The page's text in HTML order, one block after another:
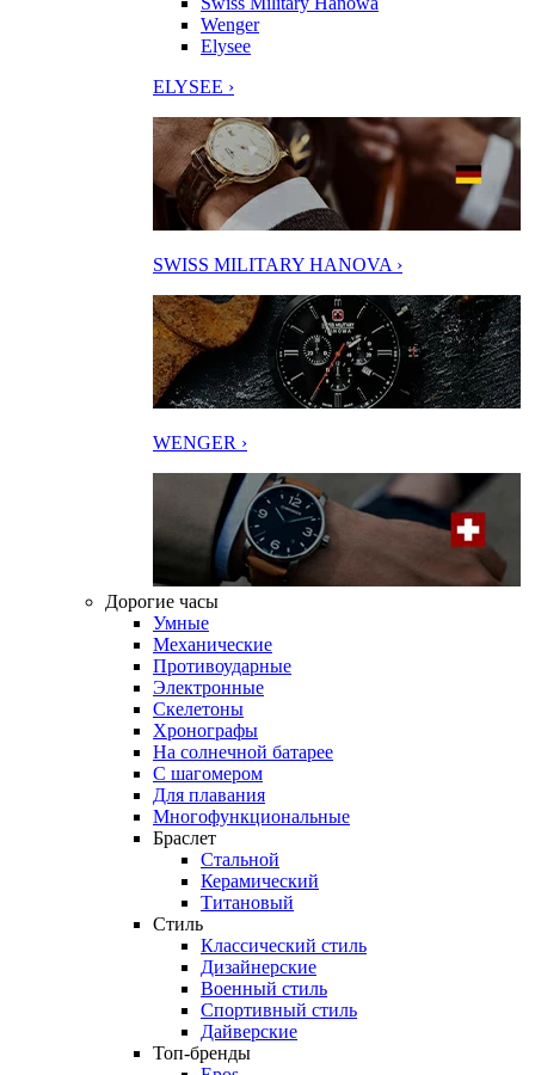
Wenger
Elysee
ELYSEE ›
SWISS MILITARY HANOVA ›
WENGER ›
Дорогие часы
Умные
Механические
Противоударные
Электронные
Скелетоны
Хронографы
На солнечной батарее
С шагомером
Для плавания
Многофункциональные
Браслет
Стальной
Керамический
Титановый
Стиль
Классический стиль
Дизайнерские
Военный стиль
Спортивный стиль
Дайверские
Топ-бренды